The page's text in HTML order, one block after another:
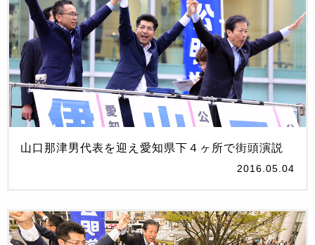
山口那津男代表を迎え愛知県下４ヶ所で街頭演説
2016.05.04